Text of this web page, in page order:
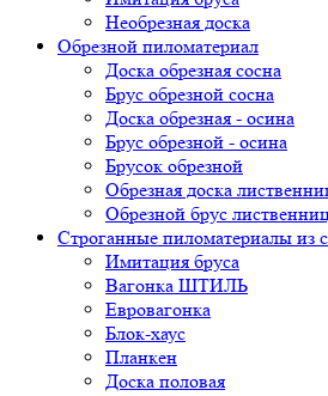
Необрезная доска
Обрезной пиломатериал
Доска обрезная сосна
Брус обрезной сосна
Доска обрезная - осина
Брус обрезной - осина
Брусок обрезной
Обрезная доска
Обрезной брус
Строганные пиломатериалы из
Имитация бруса
Вагонка ШТИЛЬ
Евровагонка
Блок-хаус
Планкен
Доска половая